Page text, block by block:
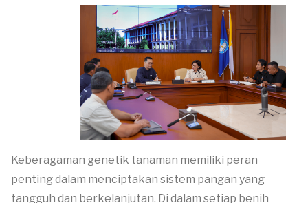
Keberagaman genetik tanaman memiliki peran
penting dalam menciptakan sistem pangan yang
tangguh dan berkelanjutan. Di dalam setiap benih